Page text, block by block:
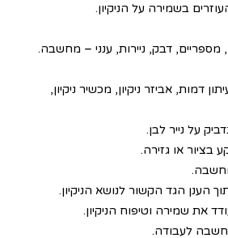
בשמירה על הניקיון.
מספריים, דבק, ניירות, ענני – מחשבה.
דמות, אביזר ניקיון, מכשיר ניקיון,
על נייר לבן.
בציור או גזירה.
הענן הגד הקשור לנושא הניקיון.
את שמירה וטיפוח הניקיון.
לעבודה.